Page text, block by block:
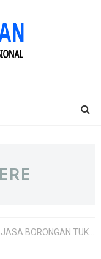
JASA BORONGAN TUKANG PASANG KACA FILM KANTOR, GEDUNG MURAH